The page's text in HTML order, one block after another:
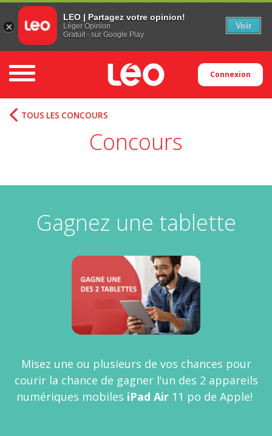
Toggle navigation Connexion
Concours
TOUS LES CONCOURS
Gagnez une tablette
Misez une ou plusieurs de vos chances pour
courir la chance de gagner l'un des 2 appareils
numériques mobiles iPad Air 11 po de Apple!
LEO | Partagez votre opinion!
Léger Opinion
Gratuit - sur Google Play
Voir